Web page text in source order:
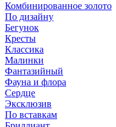
Комбинированное золото
По дизайну
Бегунок
Кресты
Классика
Малинки
Фантазийный
Фауна и флора
Сердце
Эксклюзив
По вставкам